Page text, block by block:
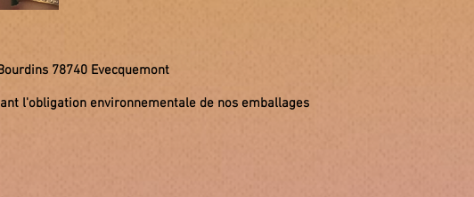
78740 Evecquemont
l'obligation environnementale de nos emballages